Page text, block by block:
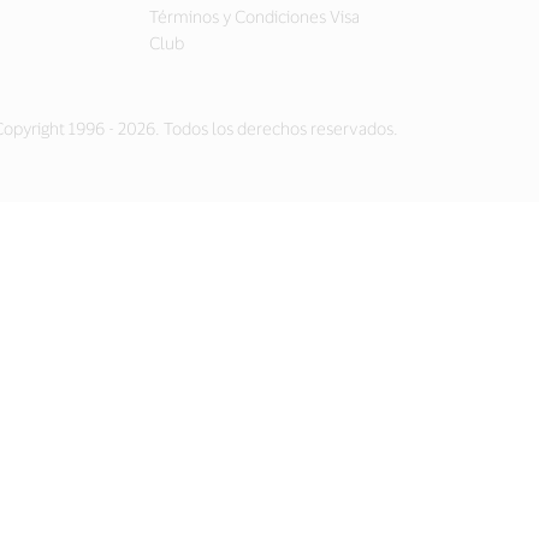
Términos y Condiciones Visa
Club
1996 - 2026. Todos los derechos reservados.